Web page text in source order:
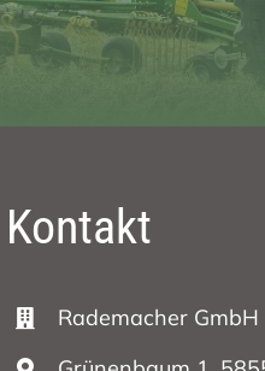
Kontakt
Rademacher GmbH